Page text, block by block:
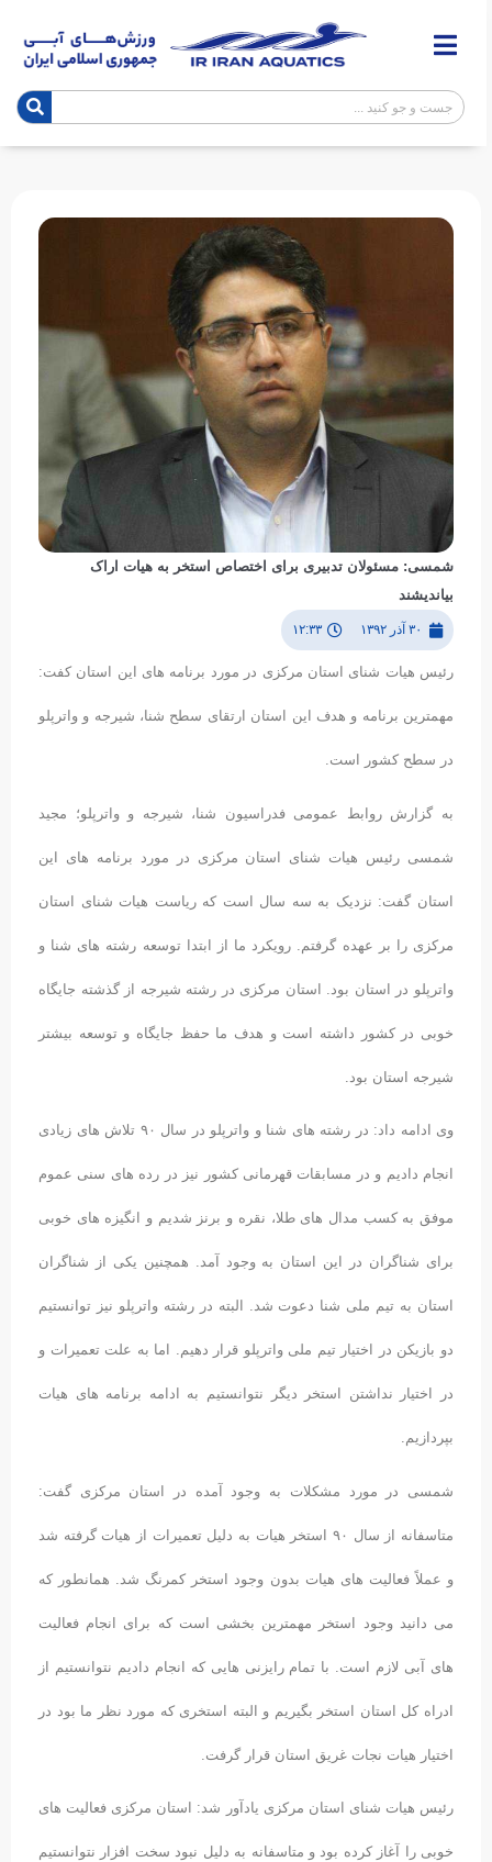
شمسی: مسئولان تدبیری برای اختصاص استخر به هیات اراک
بیاندیشند
۳۰ آذر ۱۳۹۲ ۱۲:۳۳
رئیس هیات شنای استان مرکزی در مورد برنامه های این استان کفت:
مهمترین برنامه و هدف این استان ارتقای سطح شنا، شیرجه و واترپلو
در سطح کشور است.
به گزارش روابط عمومی فدراسیون شنا، شیرجه و واترپلو؛ مجید
شمسی رئیس هیات شنای استان مرکزی در مورد برنامه های این
استان گفت: نزدیک به سه سال است که ریاست هیات شنای استان
مرکزی را بر عهده گرفتم. رویکرد ما از ابتدا توسعه رشته های شنا و
واترپلو در استان بود. استان مرکزی در رشته شیرجه از گذشته جایگاه
خوبی در کشور داشته است و هدف ما حفظ جایگاه و توسعه بیشتر
شیرجه استان بود.
وی ادامه داد: در رشته های شنا و واترپلو در سال ۹۰ تلاش های زیادی
انجام دادیم و در مسابقات قهرمانی کشور نیز در رده های سنی عموم
موفق به کسب مدال های طلا، نقره و برنز شدیم و انگیزه های خوبی
برای شناگران در این استان به وجود آمد. همچنین یکی از شناگران
استان به تیم ملی شنا دعوت شد. البته در رشته واترپلو نیز توانستیم
دو بازیکن در اختیار تیم ملی واترپلو قرار دهیم. اما به علت تعمیرات و
در اختیار نداشتن استخر دیگر نتوانستیم به ادامه برنامه های هیات
بپردازیم.
شمسی در مورد مشکلات به وجود آمده در استان مرکزی گفت:
متاسفانه از سال ۹۰ استخر هیات به دلیل تعمیرات از هیات گرفته شد
و عملاً فعالیت های هیات بدون وجود استخر کمرنگ شد. همانطور که
می دانید وجود استخر مهمترین بخشی است که برای انجام فعالیت
های آبی لازم است. با تمام رایزنی هایی که انجام دادیم نتوانستیم از
ادراه کل استان استخر بگیریم و البته استخری که مورد نظر ما بود در
اختیار هیات نجات غریق استان قرار گرفت.
رئیس هیات شنای استان مرکزی یادآور شد: استان مرکزی فعالیت های
خوبی را آغاز کرده بود و متاسفانه به دلیل نبود سخت افزار نتوانستیم